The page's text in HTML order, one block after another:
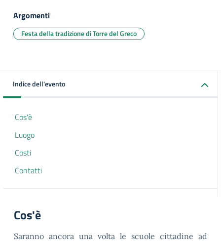
Argomenti
Festa della tradizione di Torre del Greco
Indice dell'evento
Cos'è
Luogo
Costi
Contatti
Cos'è
Saranno ancora una volta le scuole cittadine ad